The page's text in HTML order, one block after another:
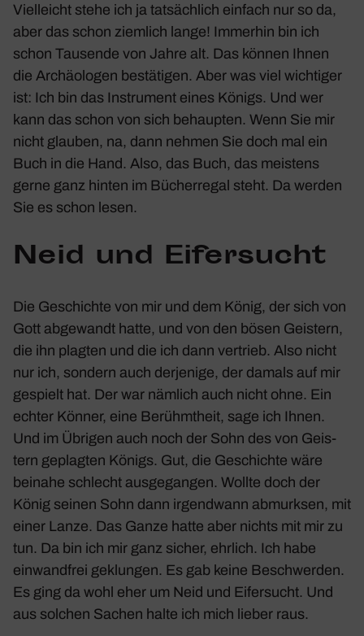
Viel­leicht stehe ich ja tatsäch­lich einfach nur so da,
aber das schon ziem­lich lange! Immerhin bin ich
schon Tausende von Jahre alt. Das können Ihnen
die Archäo­logen bestä­tigen. Aber was viel wich­tiger
ist: Ich bin das Instru­ment eines Königs. Und wer
kann das schon von sich behaupten. Wenn Sie mir
nicht glauben, na, dann nehmen Sie doch mal ein
Buch in die Hand. Also, das Buch, das meis­tens
gerne ganz hinten im Bücher­regal steht. Da werden
Sie es schon lesen.
Neid und Eifer­sucht
Die Geschichte von mir und dem König, der sich von
Gott abge­wandt hatte, und von den bösen Geis­tern,
die ihn plagten und die ich dann vertrieb. Also nicht
nur ich, sondern auch derje­nige, der damals auf mir
gespielt hat. Der war nämlich auch nicht ohne. Ein
echter Könner, eine Berühmt­heit, sage ich Ihnen.
Und im Übrigen auch noch der Sohn des von Geis­
tern geplagten Königs. Gut, die Geschichte wäre
beinahe schlecht ausge­gangen. Wollte doch der
König seinen Sohn dann irgend­wann abmurksen, mit
einer Lanze. Das Ganze hatte aber nichts mit mir zu
tun. Da bin ich mir ganz sicher, ehrlich. Ich habe
einwand­frei geklungen. Es gab keine Beschwerden.
Es ging da wohl eher um Neid und Eifer­sucht. Und
aus solchen Sachen halte ich mich lieber raus.